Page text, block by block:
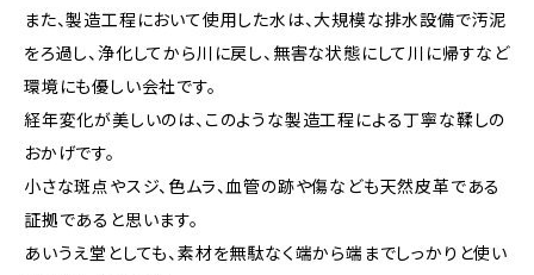
また、製造工程において使用した水は、大規模な排水設備で汚泥
をろ過し、浄化してから川に戻し、無害な状態にして川に帰すなど
環境にも優しい会社です。
経年変化が美しいのは、このような製造工程による丁寧な鞣しの
おかげです。
小さな斑点やスジ、色ムラ、血管の跡や傷なども天然皮革である
証拠であると思います。
あいうえ堂としても、素材を無駄なく端から端までしっかりと使い